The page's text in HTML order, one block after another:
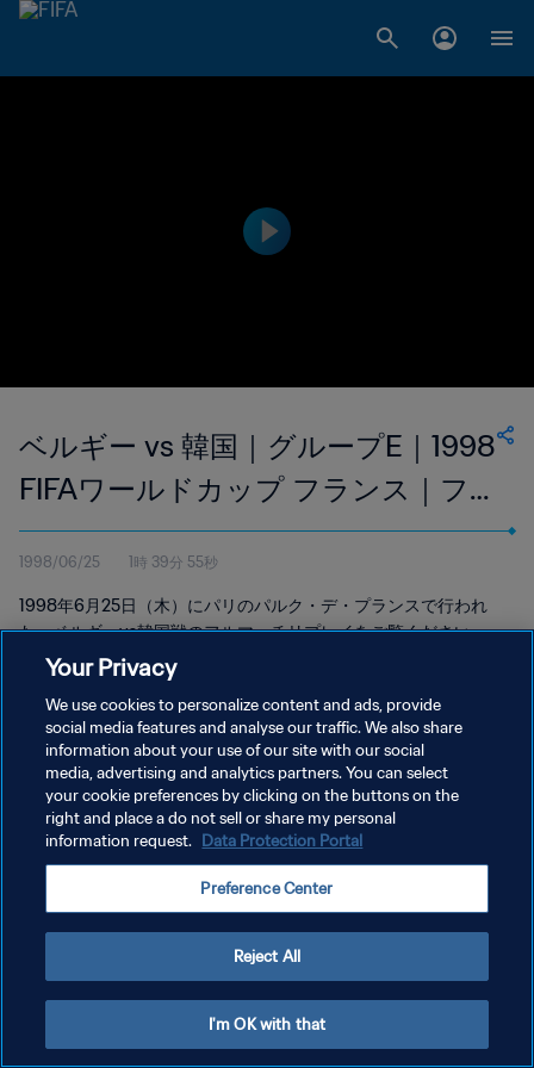
ベルギー vs 韓国｜グループE｜1998
FIFAワールドカップ フランス｜フ
ルマッチリプレイ
1998/06/25 1時 39分 55秒
1998年6月25日（木）にパリのパルク・デ・プランスで行われ
た、ベルギーvs韓国戦のフルマッチリプレイをご覧ください。
プライバシーポリシー
サービス利用規約
Your Privacy
We use cookies to personalize content and ads, provide
social media features and analyse our traffic. We also share
information about your use of our site with our social
media, advertising and analytics partners. You can select
your cookie preferences by clicking on the buttons on the
right and place a do not sell or share my personal
information request. Data Protection Portal
Preference Center
Reject All
I'm OK with that